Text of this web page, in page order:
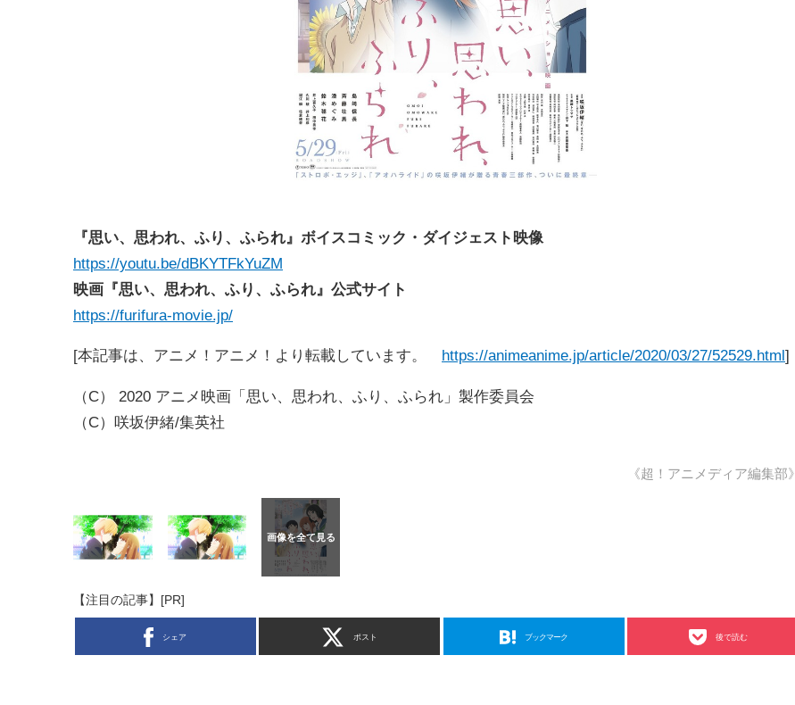
『思い、思われ、ふり、ふられ』ボイスコミック・ダイジェスト映像
https://youtu.be/dBKYTFkYuZM
映画『思い、思われ、ふり、ふられ』公式サイト
https://furifura-movie.jp/
[本記事は、アニメ！アニメ！より転載しています。 https://animeanime.jp/article/2020/03/27/52529.html]
（C） 2020 アニメ映画「思い、思われ、ふり、ふられ」製作委員会
（C）咲坂伊緒/集英社
《超！アニメディア編集部》
【注目の記事】[PR]
シェア ポスト ブックマーク 後で読む